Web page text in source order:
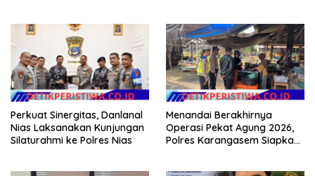
Perkuat Sinergitas, Danlanal
Nias Laksanakan Kunjungan
Silaturahmi ke Polres Nias
Menandai Berakhirnya
Operasi Pekat Agung 2026,
Polres Karangasem Siapkan